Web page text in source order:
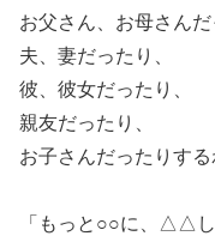
お父さん、お母さんだ
夫、妻だったり、
彼、彼女だったり、
親友だったり、
お子さんだったりする
「もっと○○に、△△し